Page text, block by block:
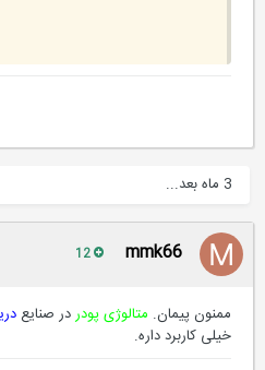
mmk66
ممنون پیمان.متالوژی پودردر صنایع
خیلی کاربرد داره.